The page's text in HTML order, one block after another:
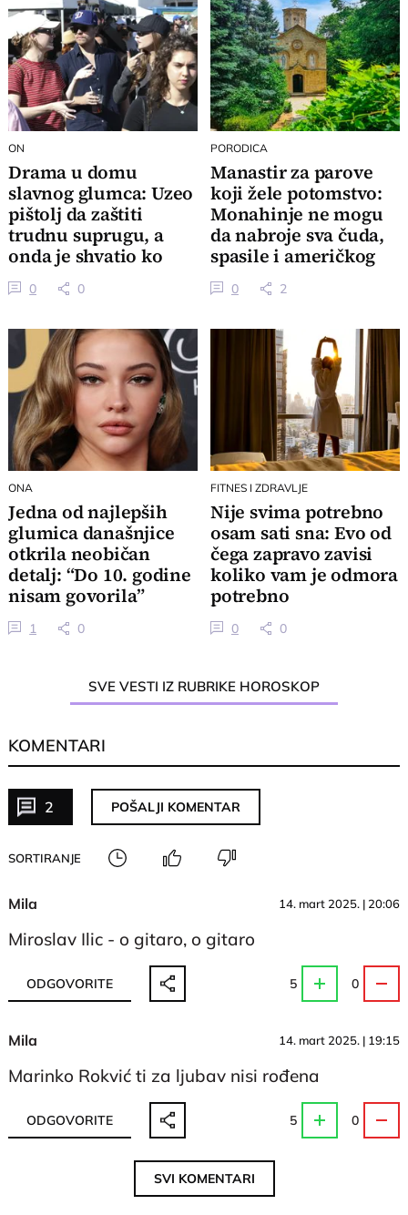
ON
Drama u domu
slavnog glumca: Uzeo
pištolj da zaštiti
trudnu suprugu, a
onda je shvatio ko
stoji ispred njega
0 0
PORODICA
Manastir za parove
koji žele potomstvo:
Monahinje ne mogu
da nabroje sva čuda,
spasile i američkog
ambasadora
0 2
ONA
Jedna od najlepših
glumica današnjice
otkrila neobičan
detalj: “Do 10. godine
nisam govorila”
1 0
FITNES I ZDRAVLJE
Nije svima potrebno
osam sati sna: Evo od
čega zapravo zavisi
koliko vam je odmora
potrebno
0 0
SVE VESTI IZ RUBRIKE HOROSKOP
KOMENTARI
2 POŠALJI KOMENTAR
SORTIRANJE
Mila 14. mart 2025. | 20:06
Miroslav Ilic - o gitaro, o gitaro
ODGOVORITE 5 0
Mila 14. mart 2025. | 19:15
Marinko Rokvić ti za ljubav nisi rođena
ODGOVORITE 5 0
SVI KOMENTARI